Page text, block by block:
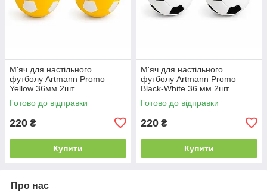
М'яч для настільного
футболу Artmann Promo
Yellow 36мм 2шт
Готово до відправки
220 ₴
Купити
М'яч для настільного
футболу Artmann Promo
Black-White 36 мм 2шт
Готово до відправки
220 ₴
Купити
Про нас